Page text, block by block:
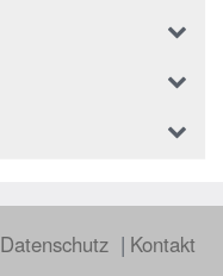
Datenschutz
Kontakt